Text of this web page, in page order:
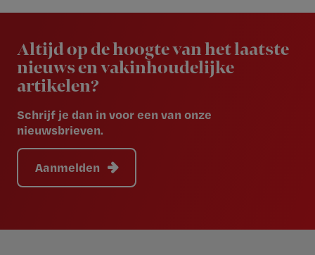
Altijd op de hoogte van het laatste
nieuws en vakinhoudelijke
artikelen?
Schrijf je dan in voor een van onze
nieuwsbrieven.
Aanmelden